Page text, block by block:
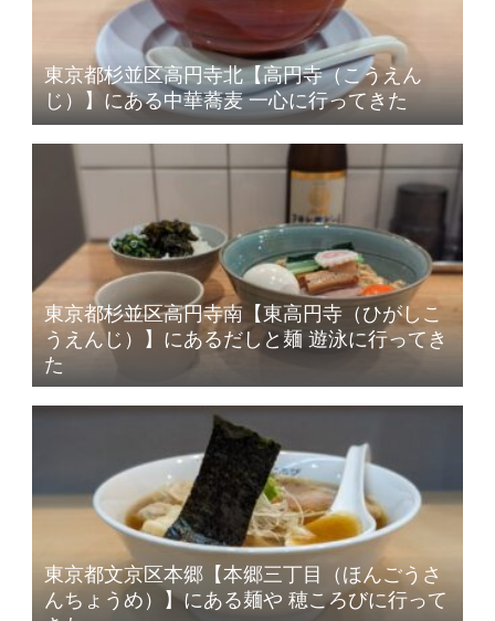
東京都杉並区高円寺北【高円寺（こうえん
じ）】にある中華蕎麦 一心に行ってきた
東京都杉並区高円寺南【東高円寺（ひがしこ
うえんじ）】にあるだしと麺 遊泳に行ってき
た
東京都文京区本郷【本郷三丁目（ほんごうさ
んちょうめ）】にある麺や 穂ころびに行って